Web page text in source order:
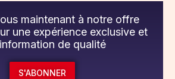
maintenant à notre offre
une expérience exclusive et
de qualité
S'ABONNER